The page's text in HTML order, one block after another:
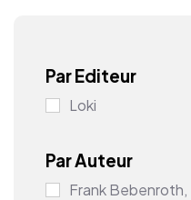
Par Editeur
Loki
Par Auteur
Frank